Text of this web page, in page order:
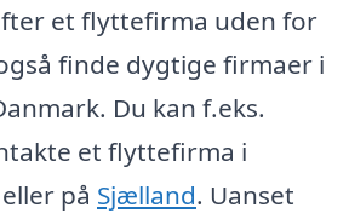
et flyttefirma uden for
finde dygtige firmaer i
Du kan f.eks.
et flyttefirma i
eller på Sjælland. Uanset